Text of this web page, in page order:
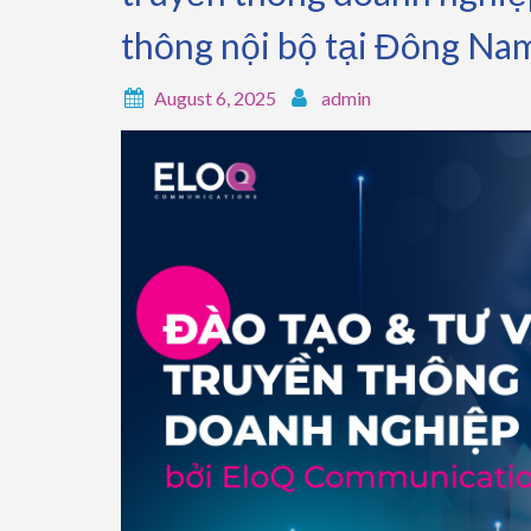
thông nội bộ tại Đông
August 6, 2025 admin